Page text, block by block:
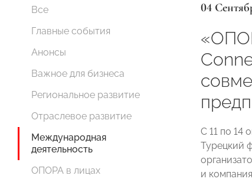
Все
Главные события
Анонсы
Важное для бизнеса
Региональное развитие
Отраслевое развитие
Международная
деятельность
ОПОРА в лицах
04
С 11 по 14
Турецкий
и